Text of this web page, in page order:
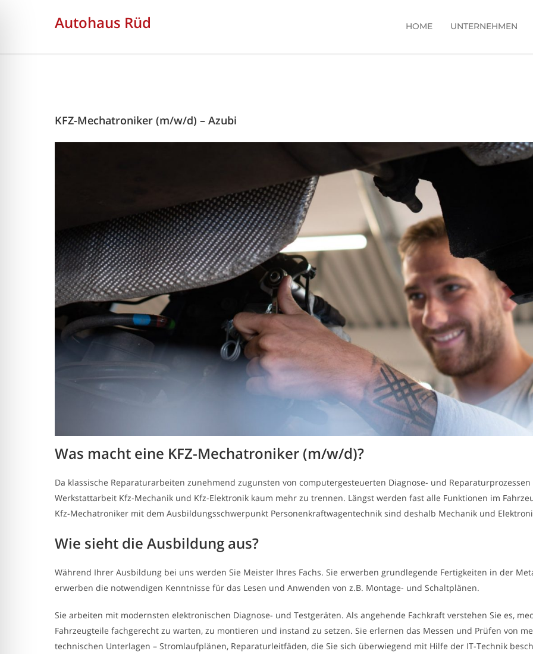
Autohaus Rüd HOME UNTERNEHMEN
KFZ-Mechatroniker (m/w/d) – Azubi
Was macht eine KFZ-Mechatroniker (m/w/d)?
Da klassische Reparaturarbeiten zunehmend zugunsten von computergesteuerten Diagnose- und
Werkstattarbeit Kfz-Mechanik und Kfz-Elektronik kaum mehr zu trennen. Längst werden fast alle Funktionen im
Kfz-Mechatroniker mit dem Ausbildungsschwerpunkt Personenkraftwagentechnik sind deshalb Mechanik und
Wie sieht die Ausbildung aus?
Während Ihrer Ausbildung bei uns werden Sie Meister Ihres Fachs. Sie erwerben grundlegende Fertigkeiten in der
erwerben die notwendigen Kenntnisse für das Lesen und Anwenden von z.B. Montage- und Schaltplänen.
Sie arbeiten mit modernsten elektronischen Diagnose- und Testgeräten. Als angehende Fachkraft verstehen Sie es,
Fahrzeugteile fachgerecht zu warten, zu montieren und instand zu setzen. Sie erlernen das Messen und Prüfen von
technischen Unterlagen – Stromlaufplänen, Reparaturleitfäden, die Sie sich überwiegend mit Hilfe der IT-Technik